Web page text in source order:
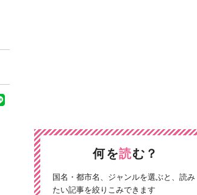
何を読む？
国名・都市名、ジャンルを選ぶと、読み
たい記事を絞りこみできます